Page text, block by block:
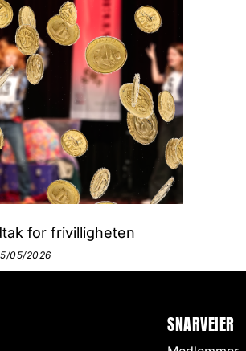
for frivilligheten
05/2026
SNARVEIER